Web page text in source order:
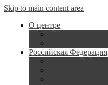
Skip to main content area
О центре
Российская Федерация